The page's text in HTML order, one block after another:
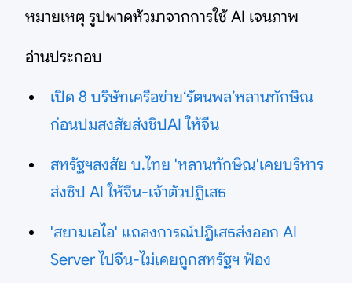
หมายเหตุ รูปพาดหัวมาจากการใช้ AI เจนภาพ
อ่านประกอบ
เปิด 8 บริษัทเครือข่าย‘รัตนพล’หลานทักษิณ
ก่อนปมสงสัยส่งชิปAI ให้จีน
สหรัฐฯสงสัย บ.ไทย 'หลานทักษิณ'เคยบริหาร
ส่งชิป AI ให้จีน-เจ้าตัวปฏิเสธ
'สยามเอไอ' แถลงการณ์ปฏิเสธส่งออก AI
Server ไปจีน-ไม่เคยถูกสหรัฐฯ ฟ้อง